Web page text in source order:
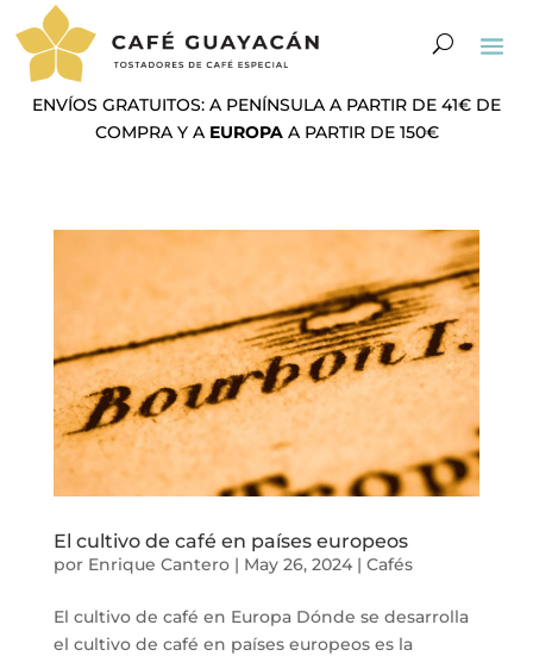
ENVÍOS GRATUITOS: A PENÍNSULA A PARTIR DE 41€ DE
COMPRA Y A EUROPAA PARTIR DE 150€
El cultivo de café en países europeos
por Enrique Cantero| May 26, 2024| Cafés
El cultivo de café en Europa Dónde se desarrolla
el cultivo de café en países europeos es la